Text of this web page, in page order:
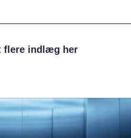
flere indlæg her